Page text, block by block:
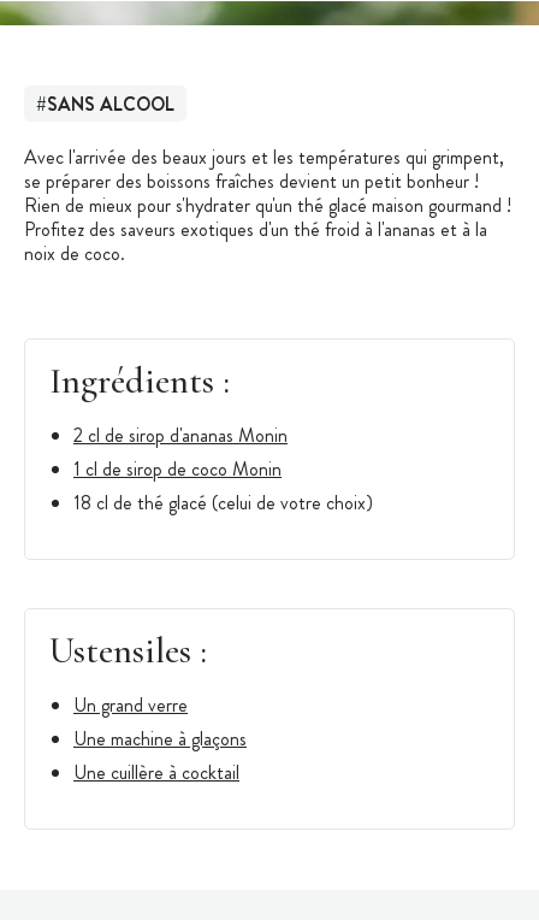
#SANS ALCOOL
Avec l'arrivée des beaux jours et les températures qui grimpent,
se préparer des boissons fraîches devient un petit bonheur !
Rien de mieux pour s'hydrater qu'un thé glacé maison gourmand !
Profitez des saveurs exotiques d'un thé froid à l'ananas et à la
noix de coco.
Ingrédients :
2 cl de sirop d'ananas Monin
1 cl de sirop de coco Monin
18 cl de thé glacé (celui de votre choix)
Ustensiles :
Un grand verre
Une machine à glaçons
Une cuillère à cocktail